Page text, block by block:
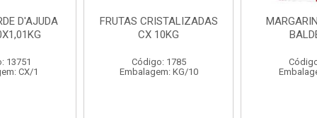
1785
KG/10
MARGARINA PRIMOR
BALDE 3KG
Código: 1801
Embalagem: BD/1
CAIXA